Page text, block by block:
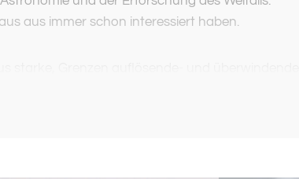
aus immer schon interessiert haben.
und bereits zu vielen Kunstwerken inspiriert
Raumanzug und verspiegeltem Helm einer